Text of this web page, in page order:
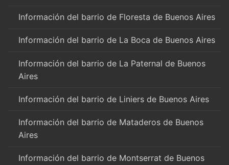
Información del barrio de Floresta de Buenos Aires
Información del barrio de La Boca de Buenos Aires
Información del barrio de La Paternal de Buenos
Aires
Información del barrio de Liniers de Buenos Aires
Información del barrio de Mataderos de Buenos
Aires
Información del barrio de Montserrat de Buenos